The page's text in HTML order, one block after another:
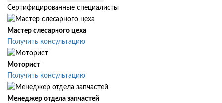
Сертифицированные специалисты
Мастер слесарного цеха
Получить консультацию
Моторист
Получить консультацию
Менеджер отдела запчастей